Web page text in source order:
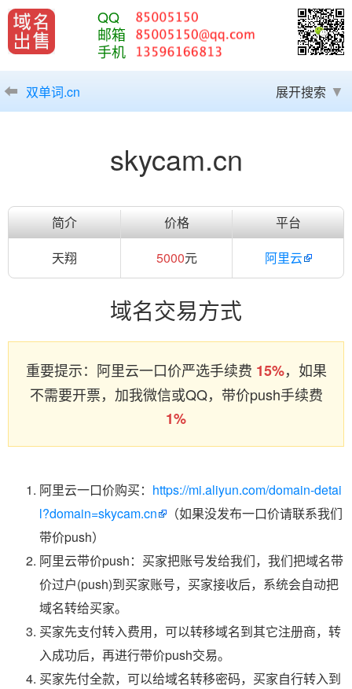
QQ
邮箱
手机
双单词.cn 展开搜索
skycam.cn
简介 价格
平台
天翔
5000元 阿里云
域名交易方式
重要提示：阿里云一口价严选手续费 15%，如果
不需要开票，加我微信或QQ，带价push手续费
1%
阿里云一口价购买： https://mi.aliyun.com/domain-detai
l?domain=skycam.cn
（如果没发布一口价请联系我们
带价push）
阿里云带价push：买家把账号发给我们，我们把域名带
价过户(push)到买家账号，买家接收后，系统会自动把
域名转给买家。
买家先支付转入费用，可以转移域名到其它注册商，转
入成功后，再进行带价push交易。
买家先付全款，可以给域名转移密码，买家自行转入到